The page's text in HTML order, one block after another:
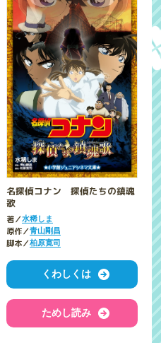
名探偵コナン 探偵たちの鎮魂
歌
著／水稀しま
原作／青山剛昌
脚本／柏原寛司
くわしくは
ためし読み